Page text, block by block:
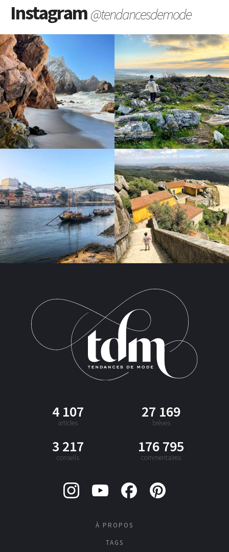
Instagram@tendancesdemode
4 107
articles
27 169
brèves
3 217
conseils
176 795
commentaires
À PROPOS
TAGS